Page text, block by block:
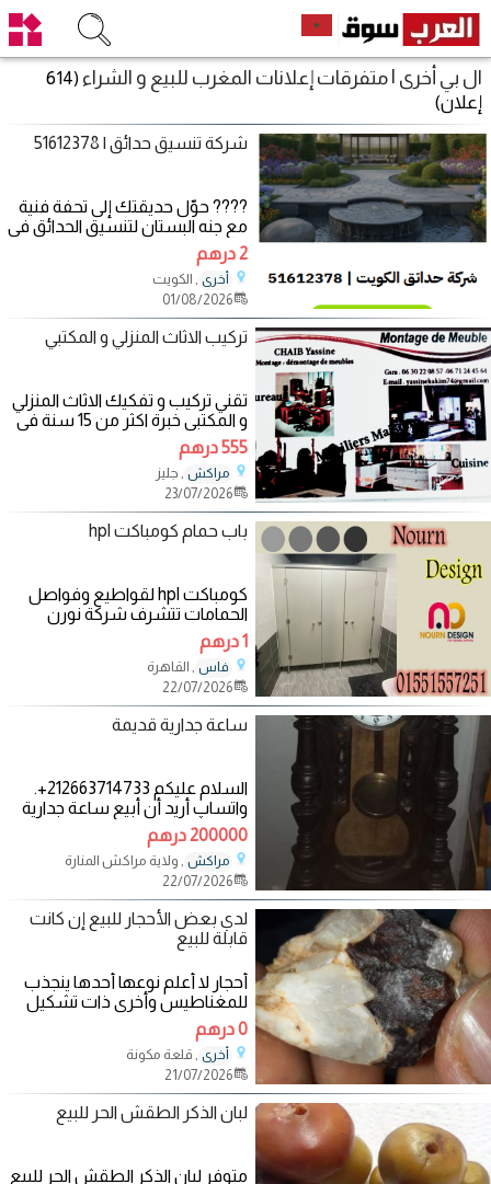
ال بي أخرى | متفرقات إعلانات المغرب للبيع و الشراء (614
إعلان)
شركة تنسيق حدائق | 51612378
???? حوّل حديقتك إلى تحفة فنية
مع جنه البستان لتنسيق الحدائق في
الكويت ???? إذا كنت تبحث عن
الجمال،
2 درهم
أخرى , الكويت
01/08/2026
تركيب الاثاث المنزلي و المكتبي
تقني تركيب و تفكيك الاثاث المنزلي
و المكتبي خبرة اكثر من 15 سنة في
تركيب الاثاث الايطالي التركي و
555 درهم
مراكش , جليز
23/07/2026
باب حمام كومباكت hpl
كومباكت hpl لقواطيع وفواصل
الحمامات تتشرف شركة نورن
ديزاين بان تقدم لسيادتكم
الكومباكت HPL يستخدم
1 درهم
فاس , القاهرة
22/07/2026
ساعة جدارية قديمة
السلام عليكم 212663714733+.
واتساپ أريد أن أبيع ساعة جدارية
قديمة المدينة مراكش الحمراء
الدولة.
200000 درهم
مراكش , ولاية مراكش المنارة
22/07/2026
لدي بعض الأحجار للبيع إن كانت
قابلة للبيع
أحجار لا أعلم نوعها أحدها ينجذب
للمغناطيس وأخرى ذات تشكيل
غير
0 درهم
أخرى , قلعة مكونة
21/07/2026
لبان الذكر الطقش الحر للبيع
متوفر لبان الذكر الطقش الحر للبيع